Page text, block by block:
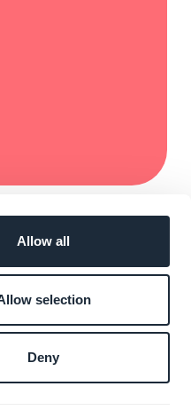
Allow all
selection
Deny